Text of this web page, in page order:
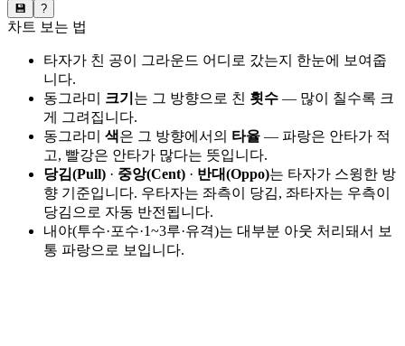
💾 ?
차트 보는 법
타자가 친 공이 그라운드 어디로 갔는지 한눈에 보여줍
니다.
동그라미 크기 는 그 방향으로 친 횟수 — 많이 칠수록 크
게 그려집니다.
동그라미 색은 그 방향에서의 타율 — 파랑은 안타가 적
고, 빨강은 안타가 많다는 뜻입니다.
당김(Pull) · 중앙(Cent) · 반대(Oppo)는 타자가 스윙한 방
향 기준입니다. 우타자는 좌측이 당김, 좌타자는 우측이
당김으로 자동 반전됩니다.
내야(투수·포수·1~3루·유격)는 대부분 아웃 처리돼서 보
통 파랑으로 보입니다.